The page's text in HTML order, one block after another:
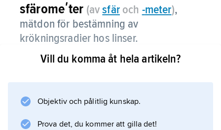
sfäromeʹter (avsfäroch -meter),
mätdon för bestämning av
krökningsradier hos linser.
Den kan bestå av tre fasta ben av samma
bestämmas genom uppmätning av det rörliga
Vill du komma åt hela artikeln?
Objektiv och pålitlig kunskap.
Prova det, du kommer att gilla det!